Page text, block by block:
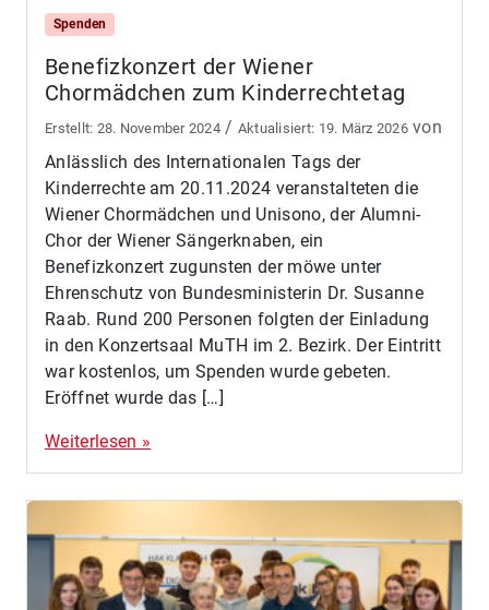
Spenden
Benefizkonzert der Wiener
Chormädchen zum Kinderrechtetag
28. November 2024 / 19. März 2026von
Anlässlich des Internationalen Tags der
Kinderrechte am 20.11.2024 veranstalteten die
Wiener Chormädchen und Unisono, der Alumni-
Chor der Wiener Sängerknaben, ein
Benefizkonzert zugunsten der möwe unter
Ehrenschutz von Bundesministerin Dr. Susanne
Raab. Rund 200 Personen folgten der Einladung
in den Konzertsaal MuTH im 2. Bezirk. Der Eintritt
war kostenlos, um Spenden wurde gebeten.
Eröffnet wurde das […]
Weiterlesen »